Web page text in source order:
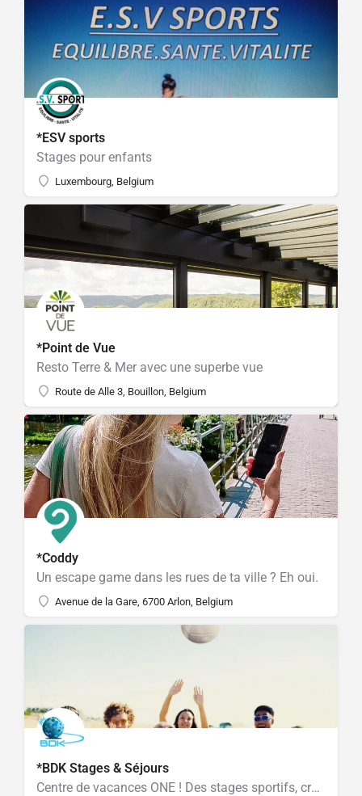
*ESV sports
Stages pour enfants
Luxembourg, Belgium
*Point de Vue
Resto Terre & Mer avec une superbe vue
Route de Alle 3, Bouillon, Belgium
*Coddy
Un escape game dans les rues de ta ville ? Eh oui.
Avenue de la Gare, 6700 Arlon, Belgium
*BDK Stages & Séjours
Centre de vacances ONE ! Des stages sportifs, créatifs et ludiques pour enfants de 2,5 à 18 ans.